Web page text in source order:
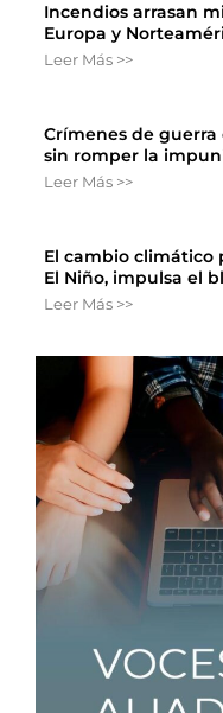
Incendios arrasan
Europa y
Leer Más >>
Crímenes de guerra
sin romper la
Leer Más >>
El cambio climático
El Niño, impulsa el
Leer Más >>